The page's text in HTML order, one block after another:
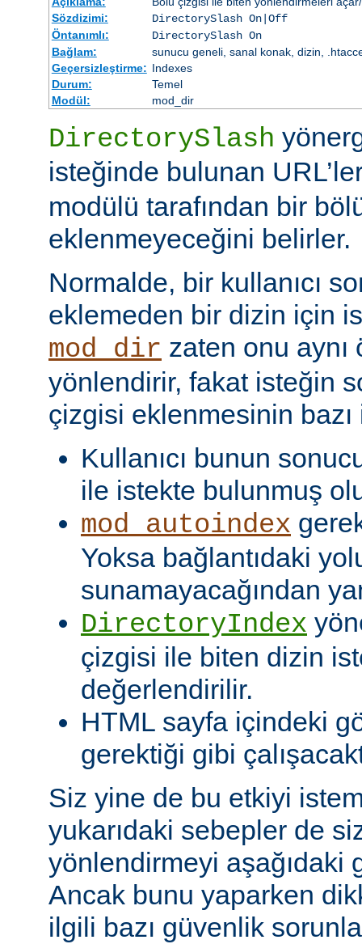
Sözdizimi:
DirectorySlash On|Off
Öntanımlı:
DirectorySlash On
Bağlam:
sunucu geneli, sanal konak, dizin,
Geçersizleştirme: Indexes
Durum:
Temel
Modül:
mod_dir
DirectorySlash
isteğinde bulunan
modülü tarafından bir
eklenmeyeceğini belirler.
Normalde, bir kullanıcı
eklemeden bir dizin için
mod_dir zaten onu aynı
yönlendirir, fakat isteğin
çizgisi eklenmesinin
Kullanıcı bunun
ile istekte bulunmuş
mod_autoindex
Yoksa bağlantıdaki
sunamayacağından
DirectoryIndex
çizgisi ile biten dizin
değerlendirilir.
HTML sayfa içindeki
gerektiği gibi
Siz yine de bu etkiyi
yukarıdaki sebepler de
yönlendirmeyi aşağıdaki
Ancak bunu yaparken
ilgili bazı güvenlik